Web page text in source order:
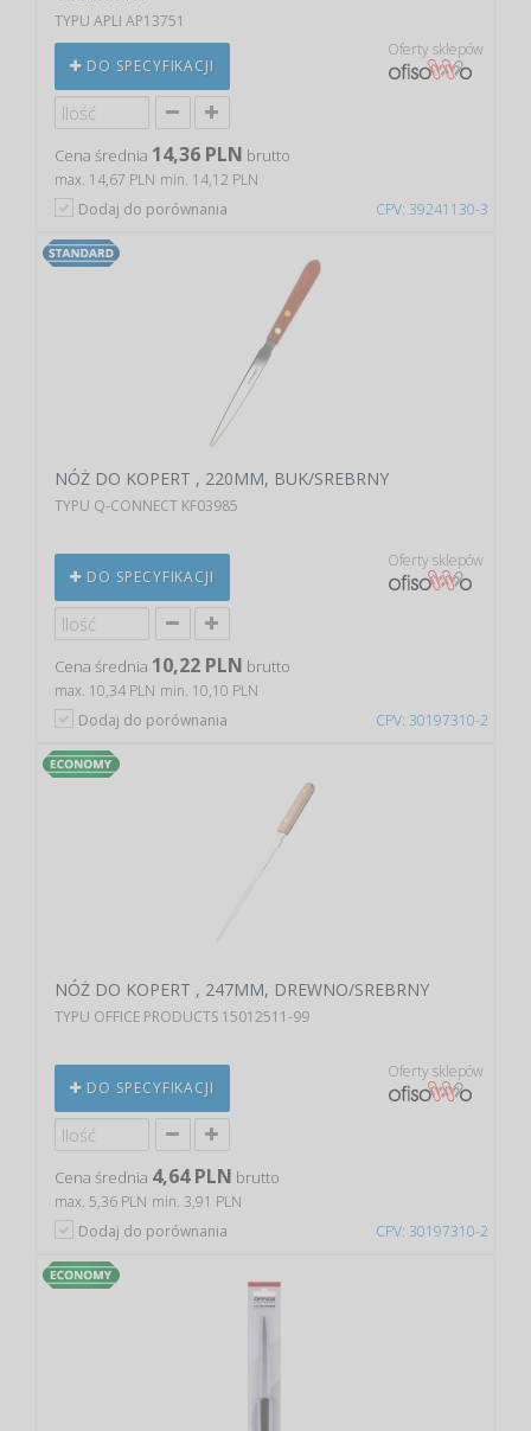
CPV: 39241130-3
TYPU APLI AP13751
DO SPECYFIKACJI
Oferty sklepów
Cena średnia 14,36 PLN brutto
max. 14,67 PLN min. 14,12 PLN
Dodaj do porównania
CPV: 30197310-2
NÓŻ DO KOPERT , 220MM, BUK/SREBRNY
TYPU Q-CONNECT KF03985
DO SPECYFIKACJI
Oferty sklepów
Cena średnia 10,22 PLN brutto
max. 10,34 PLN min. 10,10 PLN
Dodaj do porównania
CPV: 30197310-2
NÓŻ DO KOPERT , 247MM, DREWNO/SREBRNY
TYPU OFFICE PRODUCTS 15012511-99
DO SPECYFIKACJI
Oferty sklepów
Cena średnia 4,64 PLN brutto
max. 5,36 PLN min. 3,91 PLN
Dodaj do porównania